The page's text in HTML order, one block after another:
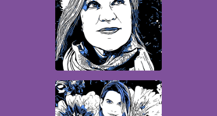
Sabrina
Infographiste